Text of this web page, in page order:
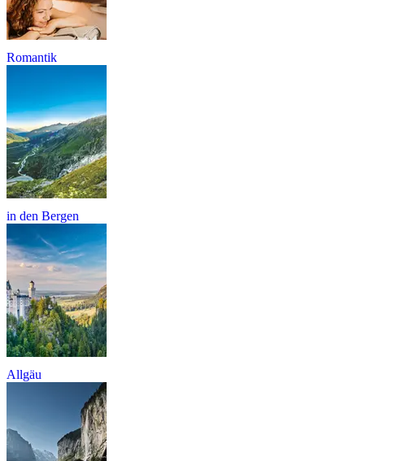
Romantik
in den Bergen
Allgäu